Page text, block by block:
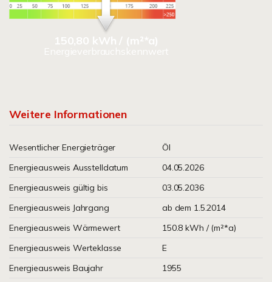
150,80 kWh / (m²*a)
Energieverbrauchskennwert
Weitere Informationen
Wesentlicher Energieträger
Öl
Energieausweis Ausstelldatum
04.05.2026
Energieausweis gültig bis
03.05.2036
Energieausweis Jahrgang
ab dem 1.5.2014
Energieausweis Wärmewert
150.8 kWh / (m²*a)
Energieausweis Werteklasse
E
Energieausweis Baujahr
1955